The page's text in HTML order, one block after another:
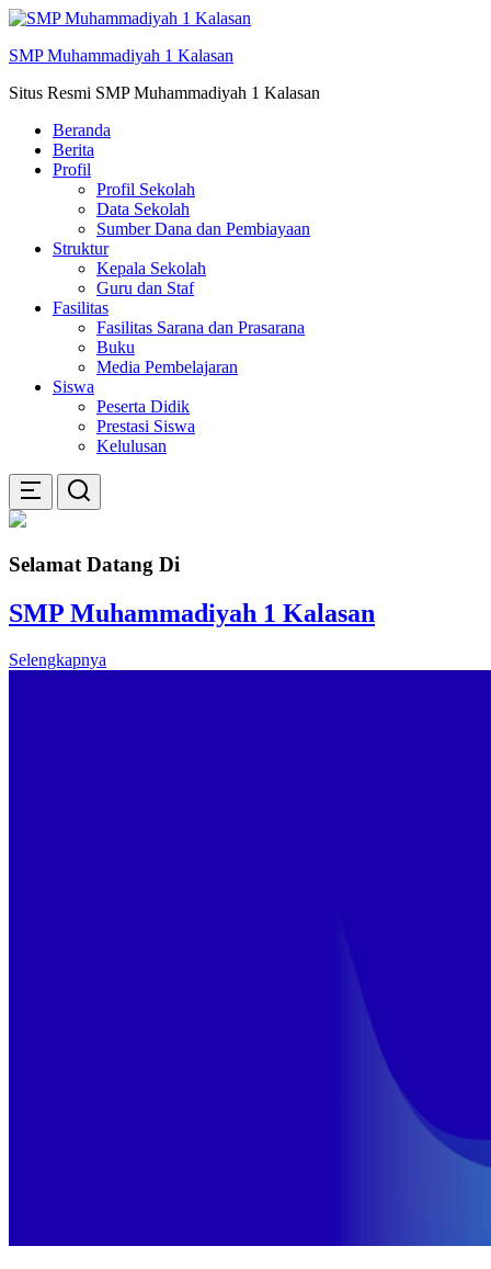
Skip
konten
SMP Muhammadiyah 1 Kalasan
Situs Resmi SMP Muhammadiyah 1 Kalasan
Beranda
Berita
Profil
Profil Sekolah
Data Sekolah
Sumber Dana dan Pembiayaan
Struktur
Kepala Sekolah
Guru dan Staf
Fasilitas
Fasilitas Sarana dan Prasarana
Buku
Media Pembelajaran
Siswa
Peserta Didik
Prestasi Siswa
Kelulusan
Selamat Datang Di
SMP Muhammadiyah 1 Kalasan
Selengkapnya